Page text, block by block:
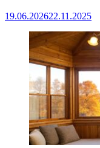
19.06.202622.11.2025